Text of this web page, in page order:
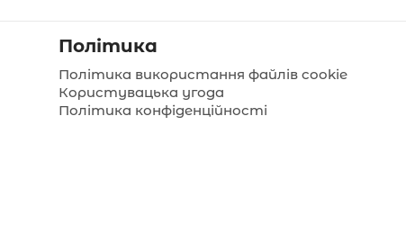
Політика
Політика використання файлів cookie
Користувацька угода
Політика конфіденційності